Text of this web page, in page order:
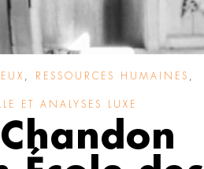
RESSOURCES HUMAINES
ET ANALYSES LUXE